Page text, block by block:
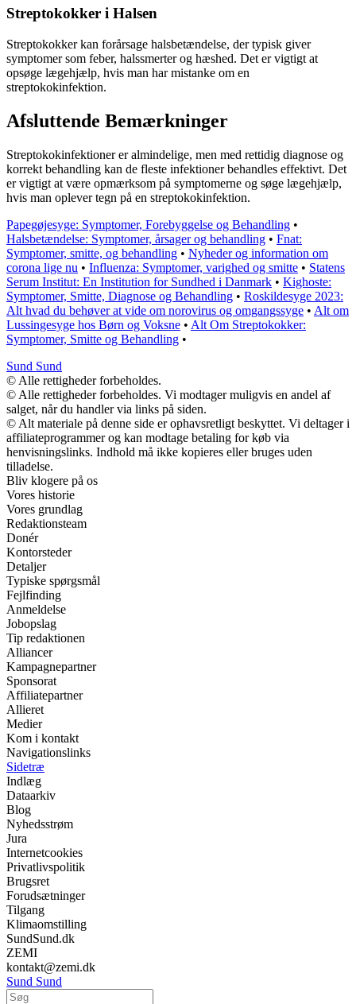
Streptokokker i Halsen
Streptokokker kan forårsage halsbetændelse, der typisk giver
symptomer som feber, halssmerter og hæshed. Det er vigtigt at
opsøge lægehjælp, hvis man har mistanke om en
streptokokinfektion.
Afsluttende Bemærkninger
Streptokokinfektioner er almindelige, men med rettidig diagnose og
korrekt behandling kan de fleste infektioner behandles effektivt. Det
er vigtigt at være opmærksom på symptomerne og søge lægehjælp,
hvis man oplever tegn på en streptokokinfektion.
Papegøjesyge: Symptomer, Forebyggelse og Behandling •
Halsbetændelse: Symptomer, årsager og behandling • Fnat:
Symptomer, smitte, og behandling • Nyheder og information om
corona lige nu • Influenza: Symptomer, varighed og smitte • Statens
Serum Institut: En Institution for Sundhed i Danmark • Kighoste:
Symptomer, Smitte, Diagnose og Behandling • Roskildesyge 2023:
Alt hvad du behøver at vide om norovirus og omgangssyge • Alt om
Lussingesyge hos Børn og Voksne • Alt Om Streptokokker:
Symptomer, Smitte og Behandling •
Sund Sund
© Alle rettigheder forbeholdes.
© Alle rettigheder forbeholdes. Vi modtager muligvis en andel af
salget, når du handler via links på siden.
© Alt materiale på denne side er ophavsretligt beskyttet. Vi deltager i
affiliateprogrammer og kan modtage betaling for køb via
henvisningslinks. Indhold må ikke kopieres eller bruges uden
tilladelse.
Bliv klogere på os
Vores historie
Vores grundlag
Redaktionsteam
Donér
Kontorsteder
Detaljer
Typiske spørgsmål
Fejlfinding
Anmeldelse
Jobopslag
Tip redaktionen
Alliancer
Kampagnepartner
Sponsorat
Affiliatepartner
Allieret
Medier
Kom i kontakt
Navigationslinks
Sidetræ
Indlæg
Dataarkiv
Blog
Nyhedsstrøm
Jura
Internetcookies
Privatlivspolitik
Brugsret
Forudsætninger
Tilgang
Klimaomstilling
SundSund.dk
ZEMI
kontakt@zemi.dk
Sund Sund